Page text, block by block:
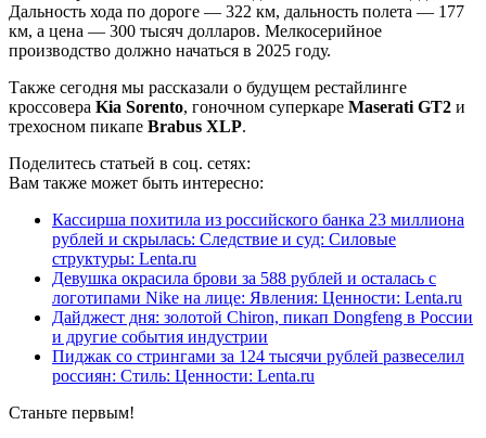
Дальность хода по дороге — 322 км, дальность полета — 177
км, а цена — 300 тысяч долларов. Мелкосерийное
производство должно начаться в 2025 году.
Также сегодня мы рассказали о будущем рестайлинге
кроссовера Kia Sorento, гоночном суперкаре Maserati GT2 и
трехосном пикапе Brabus XLP.
Поделитесь статьей в соц. сетях:
Вам также может быть интересно:
Кассирша похитила из российского банка 23 миллиона
рублей и скрылась: Следствие и суд: Силовые
структуры: Lenta.ru
Девушка окрасила брови за 588 рублей и осталась с
логотипами Nike на лице: Явления: Ценности: Lenta.ru
Дайджест дня: золотой Chiron, пикап Dongfeng в России
и другие события индустрии
Пиджак со стрингами за 124 тысячи рублей развеселил
россиян: Стиль: Ценности: Lenta.ru
Станьте первым!